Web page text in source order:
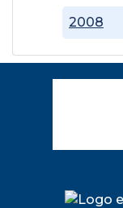
2008